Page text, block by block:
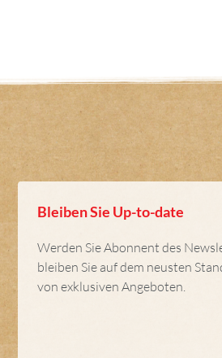
Bleiben Sie Up-to-date
Werden Sie Abonnent des
bleiben Sie auf dem neusten
von exklusiven Angeboten.